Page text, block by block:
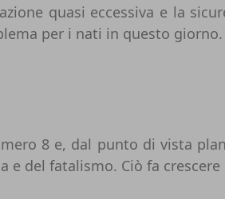
quasi eccessiva e la
per i nati in questo giorno.
8 e, dal punto di vista
del fatalismo. Ciò fa